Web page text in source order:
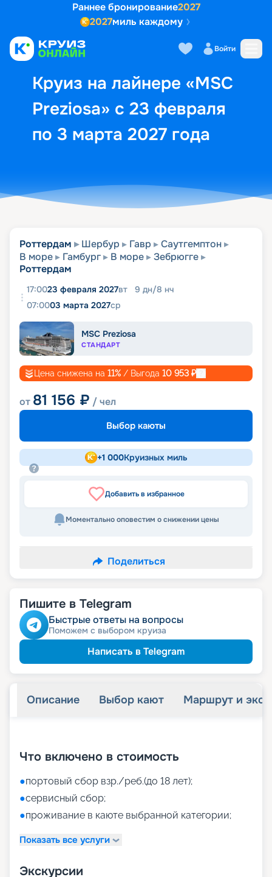
Раннее бронирование2027
2027миль каждому
Войти
Круиз на лайнере «MSC
Preziosa» с 23 февраля
по 3 марта 2027 года
Выбор кают Маршрут и
Роттердам Шербур Гавр
Саутгемптон
В море
Гамбург В море
Зебрюгге
Роттердам
17:0023 февраля 2027вт 9 дн/8 нч
07:0003 марта 2027ср
MSC Preziosa
СТАНДАРТ
Цена снижена на 11% / Выгода 10 953 ₽
от 81 156 ₽ / чел
Выбор каюты
+1 000Круизных миль
Добавить в избранное
Моментально оповестим о снижении цены
Поделиться
Пишите в Telegram
Быстрые ответы на вопросы
Поможем с выбором круиза
Написать в Telegram
Описание Выбор кают Маршрут и
Что включено в стоимость
●портовый сбор взр./реб.(до 18 лет);
●сервисный сбор;
●проживание в каюте выбранной категории;
Показать все услуги
Экскурсии